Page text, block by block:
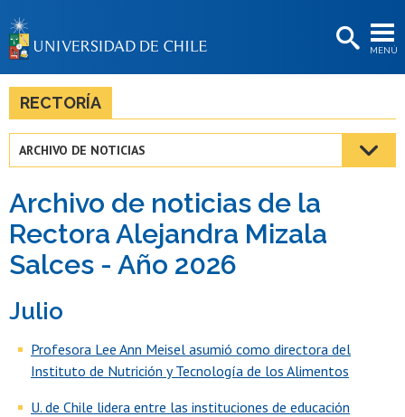
MENÚ
BIBLIOTECAS
Estudiantes
Académicas/os
Funcionarias/os
Egresadas/os
RECTORÍA
ARCHIVO DE NOTICIAS
Archivo de noticias de la
Rectora Alejandra Mizala
Salces - Año 2026
Julio
Profesora Lee Ann Meisel asumió como directora del
Instituto de Nutrición y Tecnología de los Alimentos
U. de Chile lidera entre las instituciones de educación